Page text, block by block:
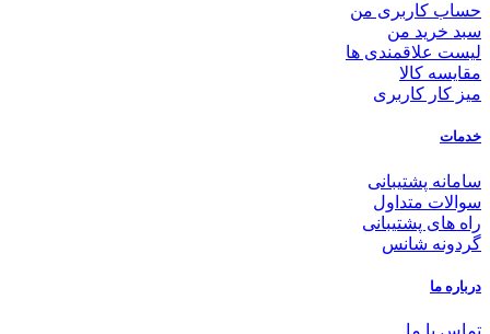
حساب کاربری من
سبد خرید من
لیست علاقمندی ها
مقایسه کالا
میز کار کاربری
خدمات
سامانه پشتیبانی
سوالات متداول
راه های پشتیبانی
گردونه شانس
درباره ما
تماس با ما